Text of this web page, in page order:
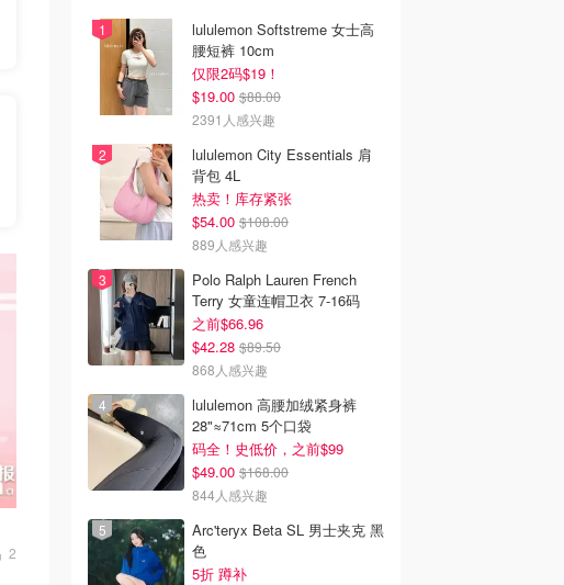
2
lululemon Softstreme 女士高
腰短裤 10cm
仅限2码$19！
$19.00 $88.00
2391人感兴趣
lululemon City Essentials 肩
背包 4L
热卖！库存紧张
$54.00 $108.00
889人感兴趣
Polo Ralph Lauren French
Terry 女童连帽卫衣 7-16码
之前$66.96
$42.28 $89.50
868人感兴趣
lululemon 高腰加绒紧身裤
28"≈71cm 5个口袋
码全！史低价，之前$99
$49.00 $168.00
844人感兴趣
Arc'teryx Beta SL 男士夹克 黑
色
5折 蹲补